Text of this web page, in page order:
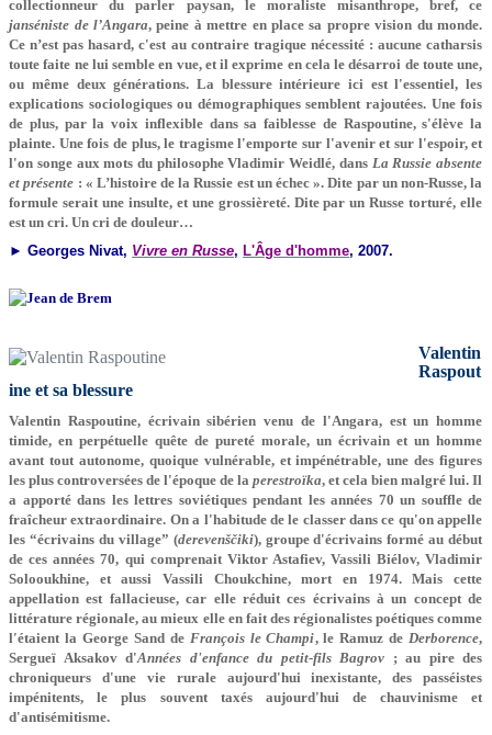
collectionneur du parler paysan, le moraliste misanthrope, bref, ce
janséniste de l’Angara, peine à mettre en place sa propre vision du monde.
Ce n’est pas hasard, c'est au contraire tragique nécessité : aucune catharsis
toute faite ne lui semble en vue, et il exprime en cela le désarroi de toute une,
ou même deux générations. La blessure intérieure ici est l'essentiel, les
explications sociologiques ou démographiques semblent rajoutées. Une fois
de plus, par la voix inflexible dans sa faiblesse de Raspoutine, s'élève la
plainte. Une fois de plus, le tragisme l'emporte sur l'avenir et sur l'espoir, et
l'on songe aux mots du philosophe Vladimir Weidlé, dans La Russie absente
et présente : « L’histoire de la Russie est un échec ». Dite par un non-Russe, la
formule serait une insulte, et une grossièreté. Dite par un Russe torturé, elle
est un cri. Un cri de douleur…
► Georges Nivat, Vivre en Russe, L'Âge d'homme, 2007.
Valentin
Raspout
ine et sa blessure
Valentin Raspoutine, écrivain sibérien venu de l'Angara, est un homme
timide, en perpétuelle quête de pureté morale, un écrivain et un homme
avant tout autonome, quoique vulnérable, et impénétrable, une des figures
les plus controversées de l'époque de laperestroïka, et cela bien malgré lui. Il
a apporté dans les lettres soviétiques pendant les années 70 un souffle de
fraîcheur extraordinaire. On a l'habitude de le classer dans ce qu'on appelle
les “écrivains du village” (derevenščiki), groupe d'écrivains formé au début
de ces années 70, qui comprenait Viktor Astafiev, Vassili Biélov, Vladimir
Solooukhine, et aussi Vassili Choukchine, mort en 1974. Mais cette
appellation est fallacieuse, car elle réduit ces écrivains à un concept de
littérature régionale, au mieux elle en fait des régionalistes poétiques comme
l'étaient la George Sand de François le Champi, le Ramuz de Derborence,
Sergueï Aksakov d'Années d'enfance du petit-fils Bagrov ; au pire des
chroniqueurs d'une vie rurale aujourd'hui inexistante, des passéistes
impénitents, le plus souvent taxés aujourd'hui de chauvinisme et
d'antisémitisme.